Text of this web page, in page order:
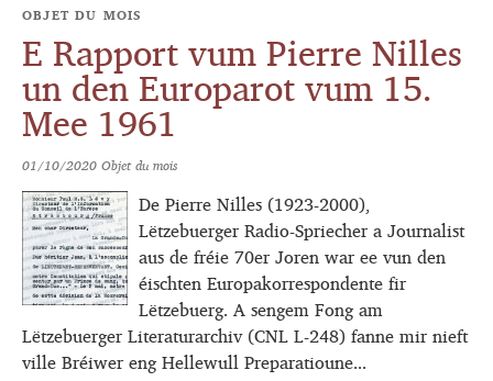
OBJET DU MOIS
E Rapport vum Pierre Nilles
un den Europarot vum 15.
Mee 1961
01/10/2020Objet du mois
De Pierre Nilles (1923-2000),
Lëtzebuerger Radio-Spriecher a Journalist
aus de fréie 70er Joren war ee vun den
éischten Europakorrespondente fir
Lëtzebuerg. A sengem Fong am
Lëtzebuerger Literaturarchiv (CNL L-248) fanne mir nieft
ville Bréiwer eng Hellewull Preparatioune...